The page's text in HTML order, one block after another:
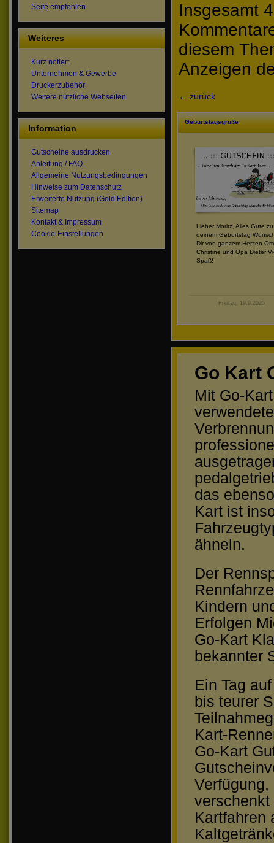
Insgesamt
diesem
Anzeigen
← zurück
Geburtstagsgrüße
Lieber Moritz, Alles Gute zu
deinem Geburtstag
Dir von ganzem Herzen
Christine und Opa Dieter
Spaß!
Freitag, 19.9.2025
Go Kart
Mit Go-
das
Kart ist
ähneln.
Der
Kindern
Erfolgen
Go-Kart
bekannter
Ein Tag
bis teurer
Kart-
Go-Kart
verschenkt
Kartfahren
Seite empfehlen
Weiteres
Kurz notiert
Unternehmen & Gewerbe
Druckerzubehör
Weitere nützliche Webseiten
Information
Gutscheine ausdrucken
Anleitung / FAQ
Allgemeine Nutzungsbedingungen
Hinweise zum Datenschutz
Erweiterte Nutzung (Gold Edition)
Sitemap
Kontakt & Impressum
Cookie-Einstellungen